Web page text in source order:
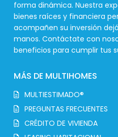
forma dinámica. Nuestra
bienes raíces y financiera
acompañen su inversión
manos. Contáctate con
beneficios para cumplir tus
MÁS DE MULTIHOMES
MULTIESTIMADO®
PREGUNTAS FRECUENTES
CRÉDITO DE VIVIENDA